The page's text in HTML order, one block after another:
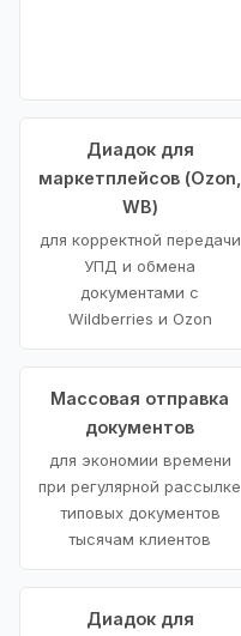
Диадок для
маркетплейсов (Ozon,
WB)
для корректной передачи
УПД и обмена
документами с
Wildberries и Ozon
Массовая отправка
документов
для экономии времени
при регулярной рассылке
типовых документов
тысячам клиентов
Диадок для